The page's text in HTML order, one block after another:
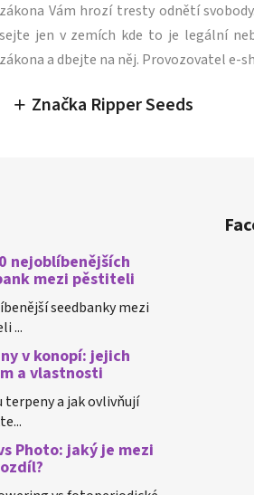
zákona Vám hrozí tresty odnětí
sejte jen v zemích kde to je legální
zákona a dbejte na něj. Provozovatel e-
Značka Ripper Seeds
nejoblíbenějších
mezi pěstiteli
seedbanky mezi
...
v konopí: jejich
a vlastnosti
terpeny a jak ovlivňují
Photo: jaký je mezi